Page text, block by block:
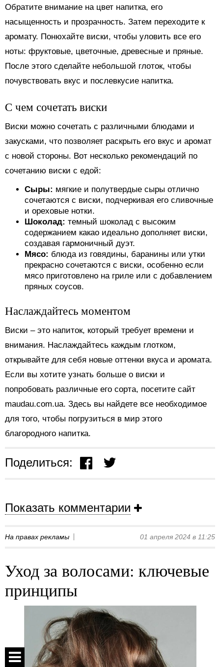
Обратите внимание на цвет напитка, его
насыщенность и прозрачность. Затем переходите к
аромату. Понюхайте виски, чтобы уловить все его
ноты: фруктовые, цветочные, древесные и пряные.
После этого сделайте небольшой глоток, чтобы
почувствовать вкус и послевкусие напитка.
С чем сочетать виски
Виски можно сочетать с различными блюдами и
закусками, что позволяет раскрыть его вкус и аромат
с новой стороны. Вот несколько рекомендаций по
сочетанию виски с едой:
Сыры: мягкие и полутвердые сыры отлично
сочетаются с виски, подчеркивая его сливочные
и ореховые нотки.
Шоколад: темный шоколад с высоким
содержанием какао идеально дополняет виски,
создавая гармоничный дуэт.
Мясо: блюда из говядины, баранины или утки
прекрасно сочетаются с виски, особенно если
мясо приготовлено на гриле или с добавлением
пряных соусов.
Наслаждайтесь моментом
Виски – это напиток, который требует времени и
внимания. Наслаждайтесь каждым глотком,
открывайте для себя новые оттенки вкуса и аромата.
Если вы хотите узнать больше о виски и
попробовать различные его сорта, посетите сайт
maudau.com.ua. Здесь вы найдете все необходимое
для того, чтобы погрузиться в мир этого
благородного напитка.
Поделиться:
Показать комментарии
На правах рекламы 01 апреля 2024 в 11:25
Уход за волосами: ключевые
принципы